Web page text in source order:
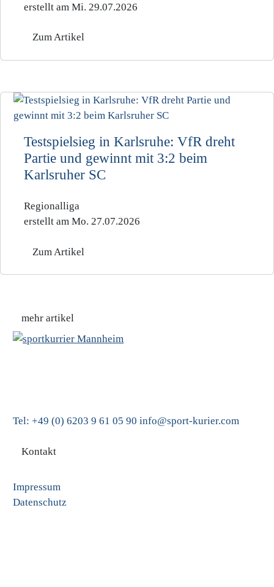
erstellt am Mi. 29.07.2026
Zum Artikel
Testspielsieg in Karlsruhe: VfR dreht
Partie und gewinnt mit 3:2 beim
Karlsruher SC
Regionalliga
erstellt am Mo. 27.07.2026
Zum Artikel
mehr artikel
Tel: +49 (0) 6203 9 61 05 90 info@sport-kurier.com
Kontakt
Impressum
Datenschutz